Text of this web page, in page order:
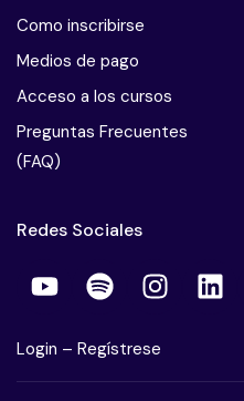
Como inscribirse
Medios de pago
Acceso a los cursos
Preguntas Frecuentes
(FAQ)
Redes Sociales
Login – Regístrese